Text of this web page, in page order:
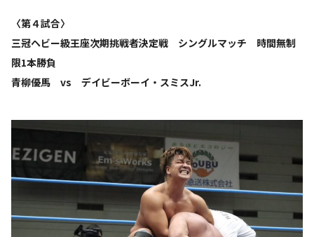
〈第４試合〉
三冠ヘビー級王座次期挑戦者決定戦 シングルマッチ 時間無制
限1本勝負
青柳優馬 vs デイビーボーイ・スミスJr.